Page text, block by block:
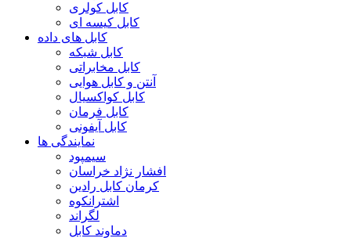
کابل کولری
کابل کیسه ای
کابل های داده
کابل شبکه
کابل مخابراتی
آنتن و کابل هوایی
کابل کواکسیال
کابل فرمان
کابل آیفونی
نمایندگی ها
سیمپود
افشار نژاد خراسان
کرمان کابل رادین
اشترانکوه
لگراند
دماوند کابل